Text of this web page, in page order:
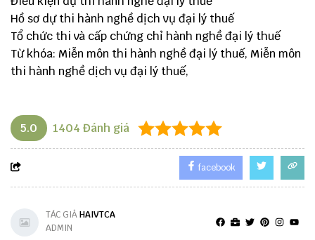
Hồ sơ dự thi hành nghề dịch vụ đại lý thuế
Tổ chức thi và cấp chứng chỉ hành nghề đại lý thuế
Từ khóa: Miễn môn thi hành nghề đại lý thuế, Miễn môn
thi hành nghề dịch vụ đại lý thuế,
5.0 1404 Đánh giá
facebook
TÁC GIẢHAIVTCA
ADMIN